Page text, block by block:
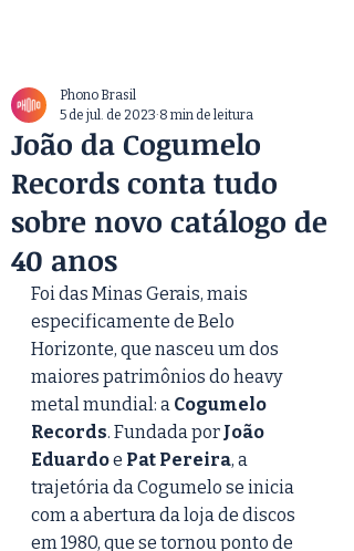
João da Cogumelo
Records conta tudo
sobre novo catálogo de
40 anos
Phono Brasil
5 de jul. de 2023 8 min de leitura
Foi das Minas Gerais, mais
especificamente de Belo
Horizonte, que nasceu um dos
maiores patrimônios do heavy
metal mundial: a Cogumelo
Records. Fundada por João
Eduardo e Pat Pereira, a
trajetória da Cogumelo se inicia
com a abertura da loja de discos
em 1980, que se tornou ponto de